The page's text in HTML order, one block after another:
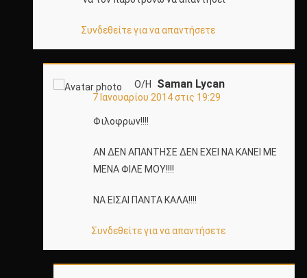
Συνδεθείτε για να απαντήσετε
Ο/Η Saman Lycan
7 Ιανουαρίου 2014 στις 19:29
Φιλοφρων!!!!
ΑΝ ΔΕΝ ΑΠΑΝΤΗΣΕ ΔΕΝ ΕΧΕΙ ΝΑ ΚΑΝΕΙ ΜΕ
ΜΕΝΑ ΦΙΛΕ ΜΟΥ!!!!
ΝΑ ΕΙΣΑΙ ΠΑΝΤΑ ΚΑΛΑ!!!!
Συνδεθείτε για να απαντήσετε